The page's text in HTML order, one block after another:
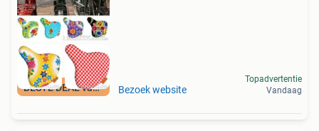
BESTE DEAL vandaag Bezoek website
Topadvertentie
Vandaag